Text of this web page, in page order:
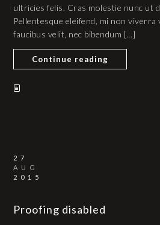
ultricies felis. Cras molestie nunc ut
Pellentesque eleifend, mi non
faucibus velit, nec bibendum […]
Continue reading
27
AUG
2015
Proofing disabled